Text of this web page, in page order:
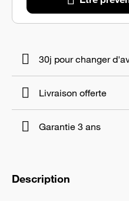
30j pour changer
Livraison offerte
Garantie 3 ans
Description